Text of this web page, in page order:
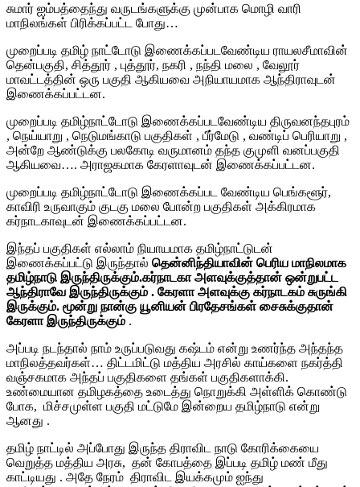
சுமார் ஐம்பத்தைந்து வருடங்களுக்கு முன்பாக மொழி வாரி
மாநிலங்கள் பிரிக்கப்பட்ட போது…
முறைப்படி தமிழ் நாட்டோடு இணைக்கப்படவேண்டிய ராயலசீமாவின்
தென்பகுதி, சித்தூர் , புத்தூர், நகரி , நந்தி மலை , வேலூர்
மாவட்டத்தின் ஒரு பகுதி ஆகியவை அநியாயமாக ஆந்திராவுடன்
இணைக்கப்பட்டன.
முறைப்படி தமிழ்நாட்டோடு இணைக்கப்படவேண்டிய திருவனந்தபுரம்
, நெய்யாறு , நெடுமங்காடு பகுதிகள் , பீர்மேடு , வண்டிப் பெரியாறு ,
அன்றே ஆண்டுக்கு பலகோடி வருமானம் தந்த குமுளி வனப்பகுதி
ஆகியவை…. அராஜகமாக கேரளாவுடன் இணைக்கப்பட்டன.
முறைப்படி தமிழ்நாட்டோடு இணைக்கப்பட வேண்டிய பெங்களூர்,
காவிரி உருவாகும் குடகு மலை போன்ற பகுதிகள் அக்கிரமாக
கர்நாடகாவுடன் இணைக்கப்பட்டன.
இந்தப் பகுதிகள் எல்லாம் நியாயமாக தமிழ்நாட்டுடன்
இணைக்கப்பட்டு இருந்தால் தென்னிந்தியாவின் பெரிய மாநிலமாக
தமிழ்நாடு இருந்திருக்கும்.கர்நாடகா அளவுக்குத்தான் ஒன்றுபட்ட
ஆந்திராவே இருந்திருக்கும் . கேரளா அளவுக்கு கர்நாடகம் சுருங்கி
இருக்கும். மூன்று நான்கு யூனியன் பிரதேசங்கள் சைசுக்குதான்
கேரளா இருந்திருக்கும் .
அப்படி நடந்தால் நாம் உருப்படுவது கஷ்டம் என்று உணர்ந்த அந்தந்த
மாநிலத்தவர்கள்… திட்டமிட்டு மத்திய அரசில் காய்களை நகர்த்தி
வஞ்சகமாக அந்தப் பகுதிகளை தங்கள் பகுதிகளாக்கி.
உண்மையான தமிழகத்தை உடைத்து நொறுக்கி அள்ளிக் கொண்டு
போக, மிச்சமுள்ள பகுதி மட்டுமே இன்றைய தமிழ்நாடு என்று
ஆனது .
தமிழ் நாட்டில் அப்போது இருந்த திராவிட நாடு கோரிக்கையை
வெறுத்த மத்திய அரசு, தன் கோபத்தை இப்படி தமிழ் மண் மீது
காட்டியது . அதே நேரம் திராவிட இயக்கமும் ஐந்து